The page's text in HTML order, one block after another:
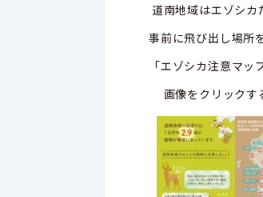
道南地域はエゾシカ
事前に飛び出し場所
「エゾシカ注意マ
画像をクリック